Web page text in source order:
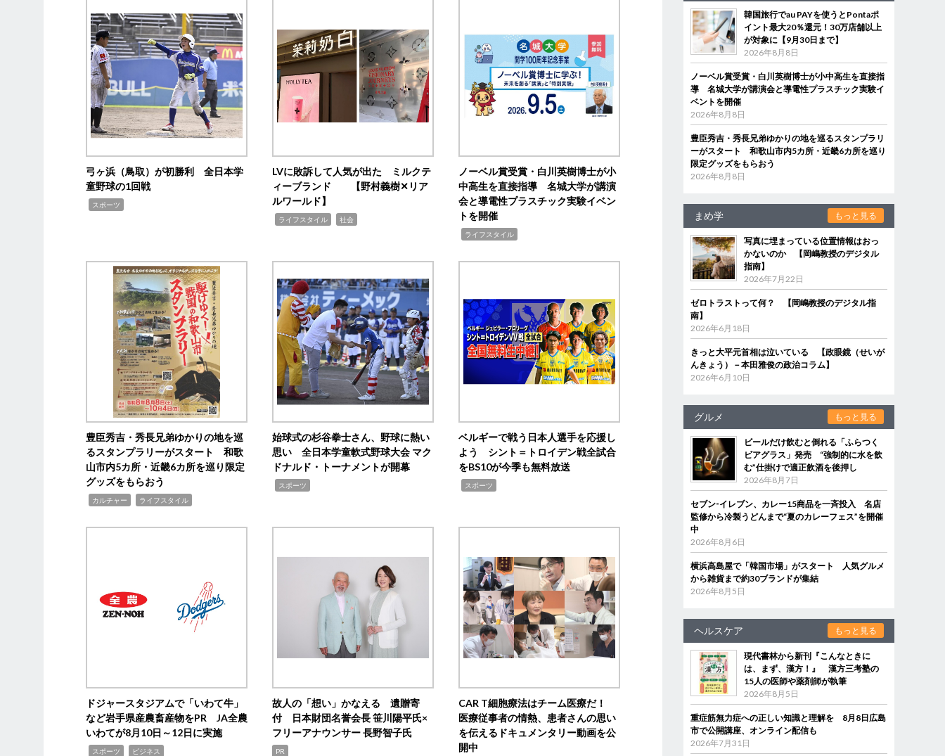
弓ヶ浜（鳥取）が初勝利 全日本学
童野球の1回戦
スポーツ
LVに敗訴して人気が出た ミルクテ
ィーブランド 【野村義樹✕リア
ルワールド】
ライフスタイル 社会
ノーベル賞受賞・白川英樹博士が小
中高生を直接指導 名城大学が講演
会と導電性プラスチック実験イベン
トを開催
ライフスタイル
豊臣秀吉・秀長兄弟ゆかりの地を巡
るスタンプラリーがスタート 和歌
山市内5カ所・近畿6カ所を巡り限定
グッズをもらおう
カルチャー ライフスタイル
始球式の杉谷拳士さん、野球に熱い
思い 全日本学童軟式野球大会 マク
ドナルド・トーナメントが開幕
スポーツ
ベルギーで戦う日本人選手を応援し
よう シント＝トロイデン戦全試合
をBS10が今季も無料放送
スポーツ
ドジャースタジアムで「いわて牛」
など岩手県産農畜産物をPR JA全農
いわてが8月10日～12日に実施
スポーツ ビジネス
故人の「想い」かなえる 遺贈寄
付 日本財団名誉会長 笹川陽平氏×
フリーアナウンサー 長野智子氏
PR
CAR T細胞療法はチーム医療だ！
医療従事者の情熱、患者さんの思い
を伝えるドキュメンタリー動画を公
開中
韓国旅行でau PAYを使うとPontaポ
イント最大20％還元！30万店舗以上
が対象に【9月30日まで】
2026年8月8日
ノーベル賞受賞・白川英樹博士が小中高生を直接指
導 名城大学が講演会と導電性プラスチック実験イ
ベントを開催
2026年8月8日
豊臣秀吉・秀長兄弟ゆかりの地を巡るスタンプラリ
ーがスタート 和歌山市内5カ所・近畿6カ所を巡り
限定グッズをもらおう
2026年8月8日
まめ学 もっと見る
写真に埋まっている位置情報はおっ
かないのか 【岡嶋教授のデジタル
指南】
2026年7月22日
ゼロトラストって何？ 【岡嶋教授のデジタル指
南】
2026年6月18日
きっと大平元首相は泣いている 【政眼鏡（せいが
んきょう）－本田雅俊の政治コラム】
2026年6月10日
グルメ もっと見る
ビールだけ飲むと倒れる「ふらつく
ビアグラス」発売 “強制的に水を飲
む”仕掛けで適正飲酒を後押し
2026年8月7日
セブン‐イレブン、カレー15商品を一斉投入 名店
監修から冷製うどんまで“夏のカレーフェス”を開催
中
2026年8月6日
横浜高島屋で「韓国市場」がスタート 人気グルメ
から雑貨まで約30ブランドが集結
2026年8月5日
ヘルスケア もっと見る
現代書林から新刊『こんなときに
は、まず、漢方！』 漢方三考塾の
15人の医師や薬剤師が執筆
2026年8月5日
重症筋無力症への正しい知識と理解を 8月8日広島
市で公開講座、オンライン配信も
2026年7月31日